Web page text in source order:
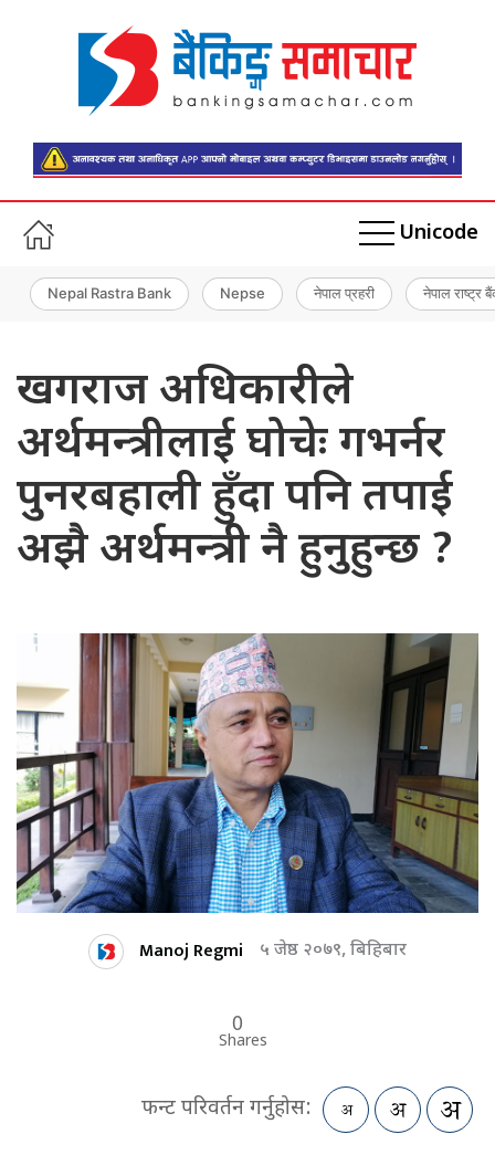
Unicode
Nepal Rastra Bank Nepse नेपाल प्रहरी नेपाल राष्ट्र
खगराज अधिकारीले
अर्थमन्त्रीलाई घोचेः गभर्नर
पुनरबहाली हुँदा पनि तपाई
अझै अर्थमन्त्री नै हुनुहुन्छ ?
Manoj Regmi ५ जेष्ठ २०७९, बिहिबार
0
Shares
फन्ट परिवर्तन गर्नुहोस: